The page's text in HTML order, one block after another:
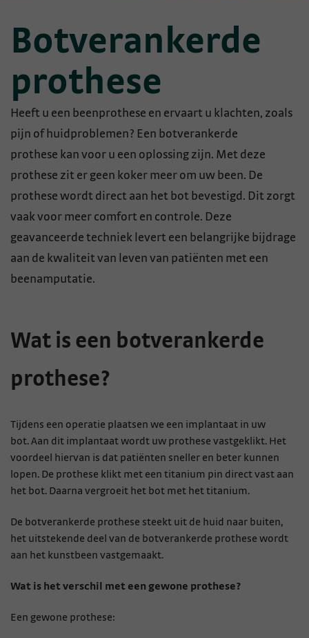
Botverankerde
prothese
Heeft u een beenprothese en ervaart u klachten, zoals
pijn of huidproblemen? Een botverankerde
prothese kan voor u een oplossing zijn. Met deze
prothese zit er geen koker meer om uw been. De
prothese wordt direct aan het bot bevestigd. Dit zorgt
vaak voor meer comfort en controle. Deze
geavanceerde techniek levert een belangrijke bijdrage
aan de kwaliteit van leven van patiënten met een
beenamputatie.
Wat is een botverankerde
prothese?
Tijd ens een operatie plaatsen we een implantaat in uw
bot. Aan dit implantaat wordt uw prothese vastgeklikt. Het
voordeel hiervan is dat patiënten sneller en beter kunnen
lopen. De prothese klikt met een titanium pin direct vast aan
het bot. Daarna vergroeit het bot met het titanium.
De botverankerde prothese steekt uit de huid naar buiten,
het uitstekende deel van de botverankerde prothese wordt
aan het kunstbeen vastgemaakt.
Wat is het verschil met een gewone prothese?
Een gewone prothese: